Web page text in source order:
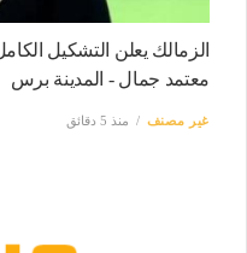
الزمالك يعلن التشكيل
معتمد جمال - المدينة برس
غير مصنف منذ 5 دقائق